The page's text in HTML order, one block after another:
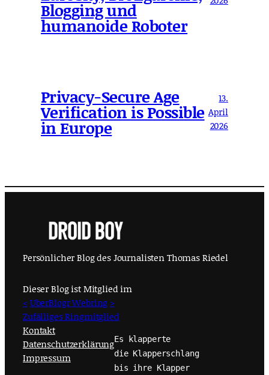
Blogging und
humanoide Roboter
Privacy-Secure Age
Verification is Possible
in Europe
13.
April
2026
Persönlicher Blog des Journalisten Thomas Riedel
Dieser Blog ist Mitglied im
< UberBlogr Webring >
Zufälliges Ringmitglied
Kontakt
Datenschutzerklärung
Impressum
Es klapperte
die Klapperschlang
bis ihre Klapper